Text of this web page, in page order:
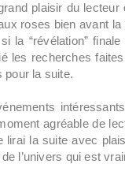
plaisir du
roses bien avant
la “révélation”
les recherches
pour la suite.
agréable de
la suite avec
l’univers qui est